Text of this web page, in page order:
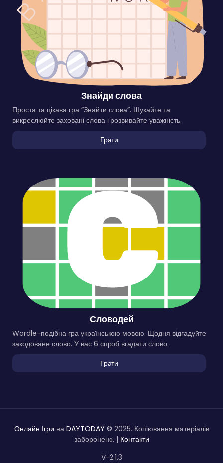
Знайди слова
Проста та цікава гра “Знайти слова”. Шукайте та
викреслюйте заховані слова і розвивайте уважність.
Грати
Словодей
Wordle-подібна гра українською мовою. Щодня відгадуйте
закодоване слово. У вас 6 спроб вгадати слово.
Грати
Онлайн Ігри на DAYTODAY © 2025. Копіювання матеріалів
заборонено. | Контакти
V-2.1.3